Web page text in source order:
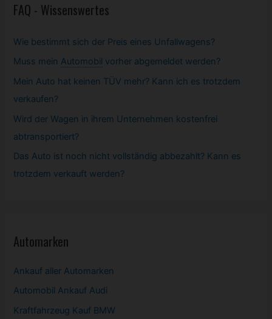
FAQ - Wissenswertes
Wie bestimmt sich der Preis eines Unfallwagens?
Muss mein Automobil vorher abgemeldet werden?
Mein Auto hat keinen TÜV mehr? Kann ich es trotzdem
verkaufen?
Wird der Wagen in ihrem Unternehmen kostenfrei
abtransportiert?
Das Auto ist noch nicht vollständig abbezahlt? Kann es
trotzdem verkauft werden?
Automarken
Ankauf aller Automarken
Automobil Ankauf Audi
Kraftfahrzeug Kauf BMW